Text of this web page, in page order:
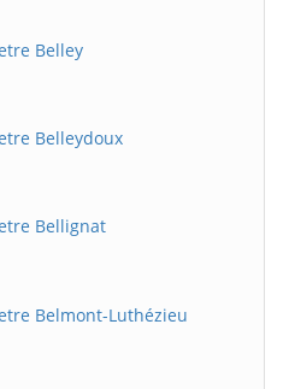
Belley
Belleydoux
Bellignat
Belmont-Luthézieu